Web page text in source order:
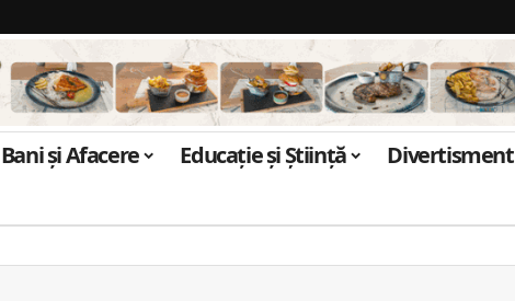
Bani și Afacere Educație și Știință Divertisment